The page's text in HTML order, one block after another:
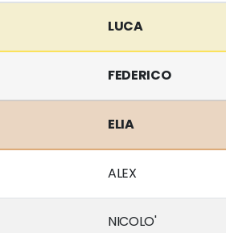
LUCA
FEDERICO
ELIA
ALEX
NICOLO'